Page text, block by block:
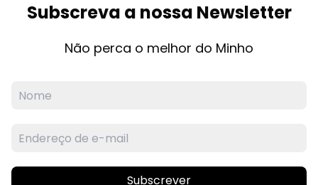
Subscreva a nossa Newsletter
Não perca o melhor do Minho
Subscrever